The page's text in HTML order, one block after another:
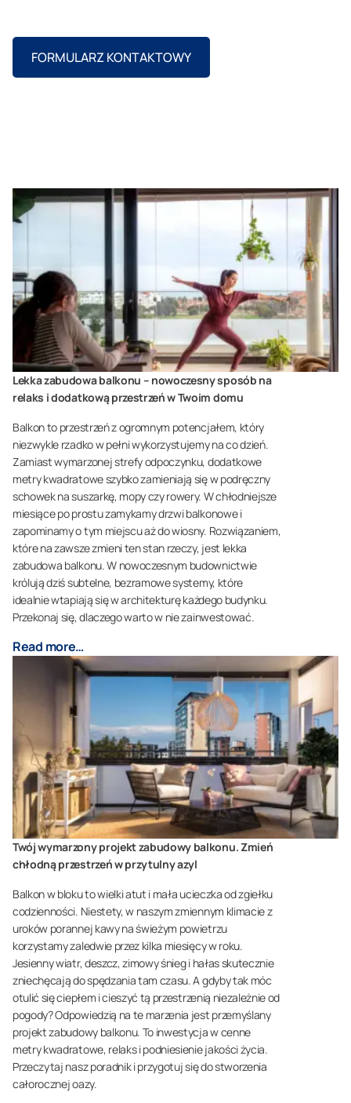
FORMULARZ KONTAKTOWY
Lekka zabudowa balkonu – nowoczesny sposób na
relaks i dodatkową przestrzeń w Twoim domu
Balkon to przestrzeń z ogromnym potencjałem, który
niezwykle rzadko w pełni wykorzystujemy na co dzień.
Zamiast wymarzonej strefy odpoczynku, dodatkowe
metry kwadratowe szybko zamieniają się w podręczny
schowek na suszarkę, mopy czy rowery. W chłodniejsze
miesiące po prostu zamykamy drzwi balkonowe i
zapominamy o tym miejscu aż do wiosny. Rozwiązaniem,
które na zawsze zmieni ten stan rzeczy, jest lekka
zabudowa balkonu. W nowoczesnym budownictwie
królują dziś subtelne, bezramowe systemy, które
idealnie wtapiają się w architekturę każdego budynku.
Przekonaj się, dlaczego warto w nie zainwestować.
Read more…
Twój wymarzony projekt zabudowy balkonu. Zmień
chłodną przestrzeń w przytulny azyl
Balkon w bloku to wielki atut i mała ucieczka od zgiełku
codzienności. Niestety, w naszym zmiennym klimacie z
uroków porannej kawy na świeżym powietrzu
korzystamy zaledwie przez kilka miesięcy w roku.
Jesienny wiatr, deszcz, zimowy śnieg i hałas skutecznie
zniechęcają do spędzania tam czasu. A gdyby tak móc
otulić się ciepłem i cieszyć tą przestrzenią niezależnie od
pogody? Odpowiedzią na te marzenia jest przemyślany
projekt zabudowy balkonu. To inwestycja w cenne
metry kwadratowe, relaks i podniesienie jakości życia.
Przeczytaj nasz poradnik i przygotuj się do stworzenia
całorocznej oazy.